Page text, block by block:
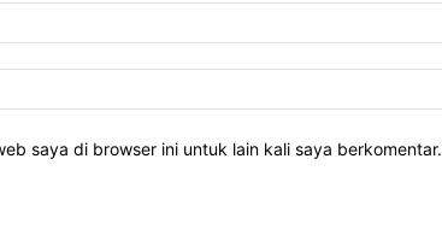
saya di browser ini untuk lain kali saya berkomentar.